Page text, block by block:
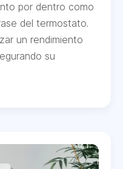
por dentro como
del termostato.
un rendimiento
su